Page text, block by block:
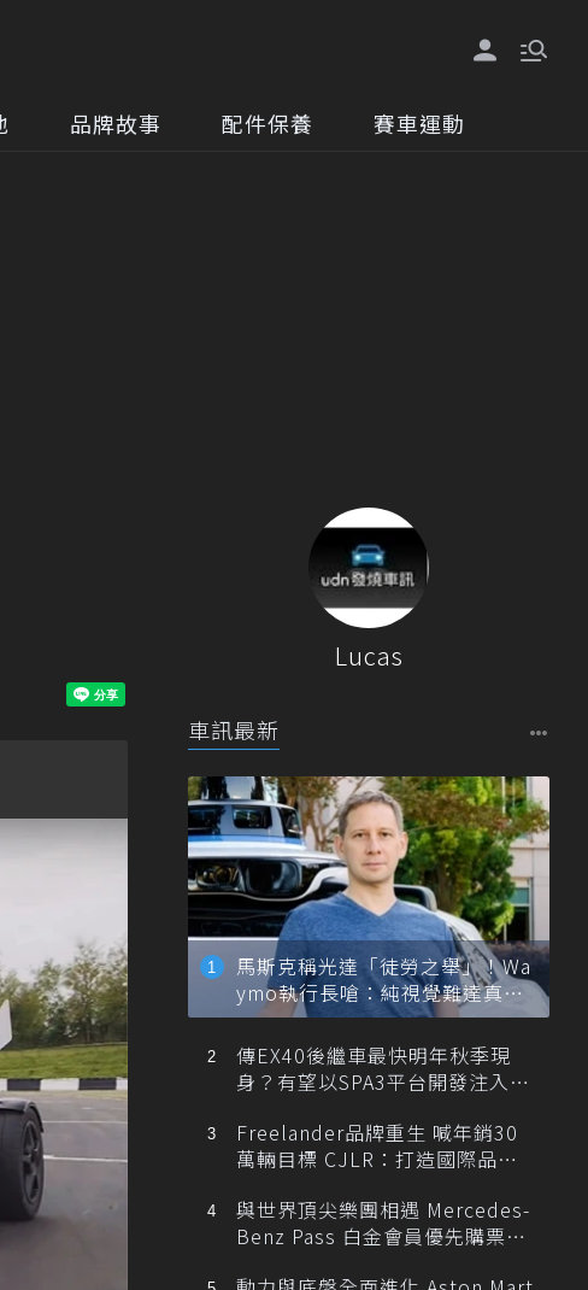
品牌故事 配件保養 賽車運動
Lucas
車訊最新
馬斯克稱光達「徒勞之舉」！Wa
ymo執行長嗆：純視覺難達真正
自動駕駛
傳EX40後繼車最快明年秋季現
身？有望以SPA3平台開發注入80
Freelander品牌重生 喊年銷30
萬輛目標 CJLR：打造國際品牌
與世界頂尖樂團相遇 Mercedes-
Benz Pass 白金會員優先購票維